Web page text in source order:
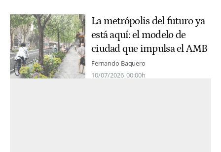
La metrópolis del futuro ya
está aquí: el modelo de
ciudad que impulsa el AMB
Fernando Baquero
10/07/2026 00:00h